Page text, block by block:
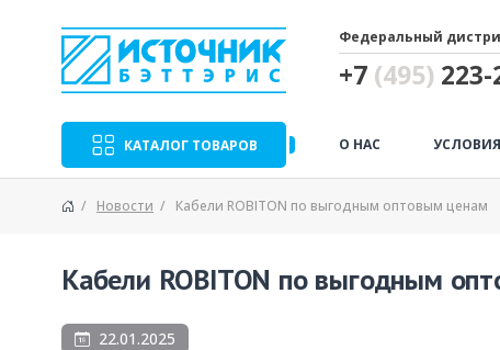
Федеральный
+7 (495)
КАТАЛОГ ТОВАРОВ О НАС
Новости Кабели ROBITON по выгодным оптовым ценам
Кабели ROBITON по выгодным
22.01.2025